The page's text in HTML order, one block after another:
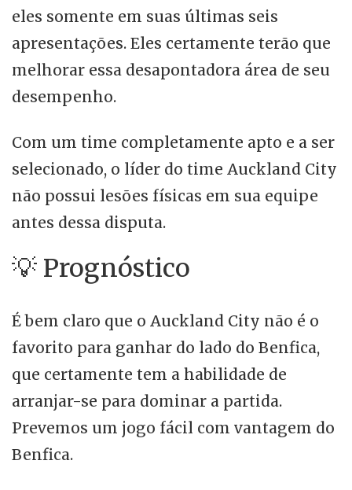
eles somente em suas últimas seis
apresentações. Eles certamente terão que
melhorar essa desapontadora área de seu
desempenho.
Com um time completamente apto e a ser
selecionado, o líder do time Auckland City
não possui lesões físicas em sua equipe
antes dessa disputa.
💡 Prognóstico
É bem claro que o Auckland City não é o
favorito para ganhar do lado do Benfica,
que certamente tem a habilidade de
arranjar-se para dominar a partida.
Prevemos um jogo fácil com vantagem do
Benfica.